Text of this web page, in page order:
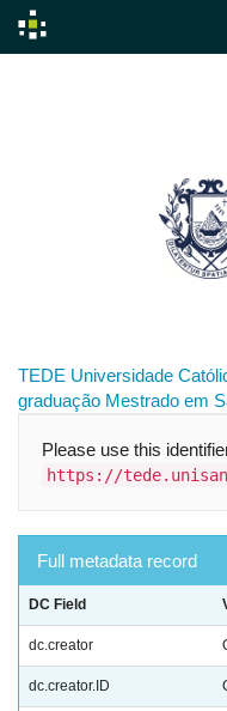
TEDE Universidade
graduação Mestrado em
Please use this
https://
Full metadata record
DC Field
dc.creator
dc.creator.ID